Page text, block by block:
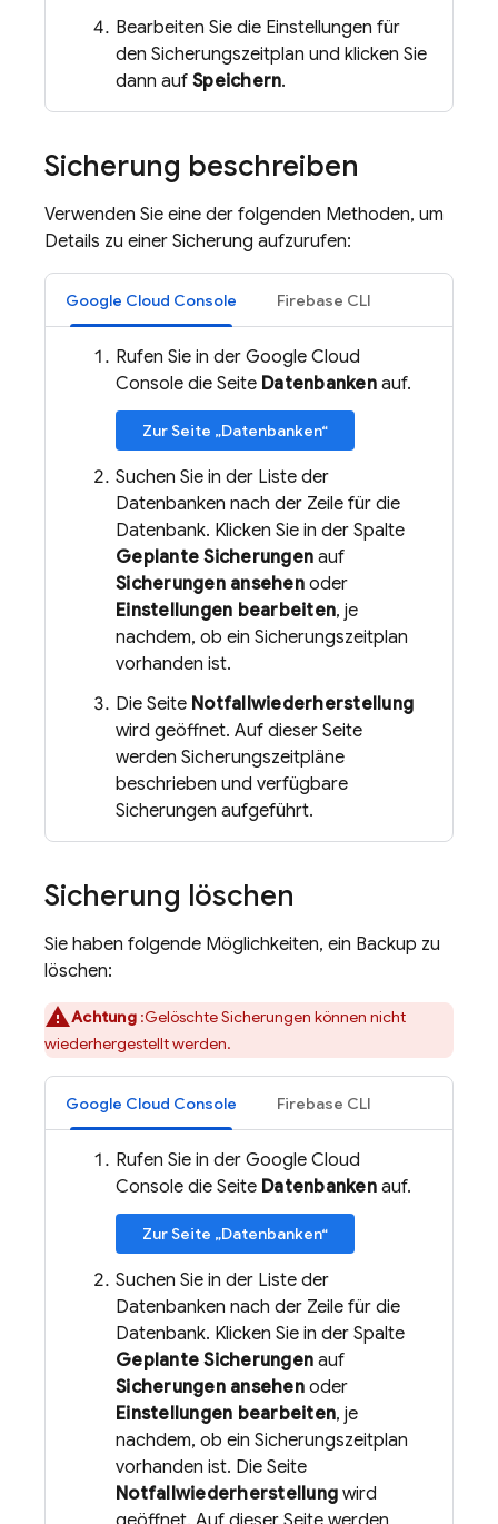
Bearbeiten Sie die Einstellungen für
den Sicherungszeitplan und klicken Sie
dann auf Speichern.
Sicherung beschreiben
Verwenden Sie eine der folgenden Methoden, um
Details zu einer Sicherung aufzurufen:
Google Cloud Console Firebase CLI
Rufen Sie in der Google Cloud
Console die Seite Datenbankenauf.
Zur Seite „Datenbanken“
Suchen Sie in der Liste der
Datenbanken nach der Zeile für die
Datenbank. Klicken Sie in der Spalte
Geplante Sicherungen auf
Sicherungen ansehenoder
Einstellungen bearbeiten, je
nachdem, ob ein Sicherungszeitplan
vorhanden ist.
Die Seite Notfallwiederherstellung
wird geöffnet. Auf dieser Seite
werden Sicherungszeitpläne
beschrieben und verfügbare
Sicherungen aufgeführt.
Sicherung löschen
Sie haben folgende Möglichkeiten, ein Backup zu
löschen:
Achtung:Gelöschte Sicherungen können nicht
wiederhergestellt werden.
Google Cloud Console Firebase CLI
Rufen Sie in der Google Cloud
Console die Seite Datenbankenauf.
Zur Seite „Datenbanken“
Suchen Sie in der Liste der
Datenbanken nach der Zeile für die
Datenbank. Klicken Sie in der Spalte
Geplante Sicherungen auf
Sicherungen ansehenoder
Einstellungen bearbeiten, je
nachdem, ob ein Sicherungszeitplan
vorhanden ist. Die Seite
Notfallwiederherstellung wird